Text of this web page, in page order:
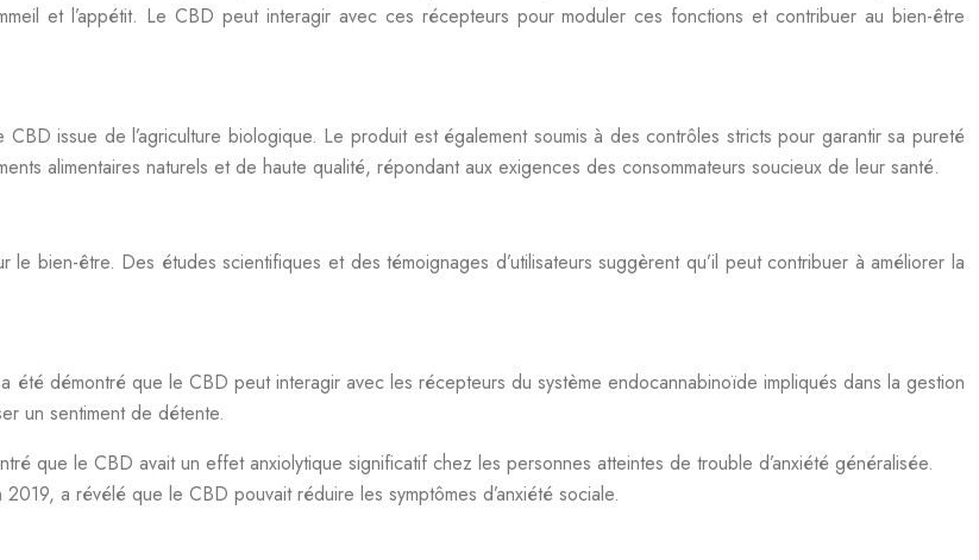
et l’appétit. Le CBD peut interagir avec ces récepteurs pour moduler ces fonctions et contribuer au bien-être
issue de l’agriculture biologique. Le produit est également soumis à des contrôles stricts pour garantir sa pureté
alimentaires naturels et de haute qualité, répondant aux exigences des consommateurs soucieux de leur santé.
bien-être. Des études scientifiques et des témoignages d’utilisateurs suggèrent qu’il peut contribuer à améliorer la
démontré que le CBD peut interagir avec les récepteurs du système endocannabinoïde impliqués dans la gestion
un sentiment de détente.
que le CBD avait un effet anxiolytique significatif chez les personnes atteintes de trouble d’anxiété généralisée.
a révélé que le CBD pouvait réduire les symptômes d’anxiété sociale.